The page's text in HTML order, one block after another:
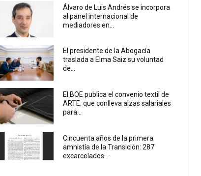
Álvaro de Luis Andrés se incorpora
al panel internacional de
mediadores en...
El presidente de la Abogacía
traslada a Elma Saiz su voluntad
de...
El BOE publica el convenio textil de
ARTE, que conlleva alzas salariales
para...
Cincuenta años de la primera
amnistía de la Transición: 287
excarcelados...